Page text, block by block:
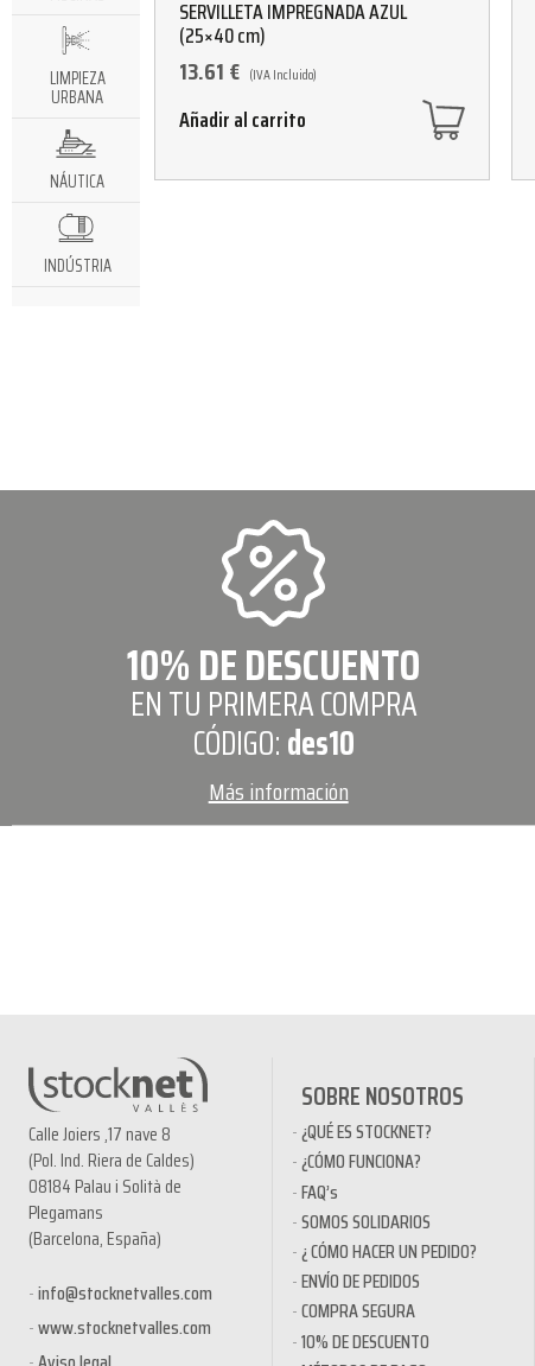
LIMPIEZA
URBANA
NÁUTICA
INDÚSTRIA
SERVILLETA IMPREGNADA AZUL
(25×40 cm)
13.61€ (IVA Incluido)
Añadir al carrito
10% DE DESCUENTO
EN TU PRIMERA COMPRA
CÓDIGO:des10
Más información
Calle Joiers ,17 nave 8
(Pol. Ind. Riera de Caldes)
08184 Palau i Solità de
Plegamans
(Barcelona, España)
info@stocknetvalles.com
www.stocknetvalles.com
SOBRE NOSOTROS
¿QUÉ ES STOCKNET?
¿CÓMO FUNCIONA?
FAQ’s
SOMOS SOLIDARIOS
¿ CÓMO HACER UN PEDIDO?
ENVÍO DE PEDIDOS
COMPRA SEGURA
10% DE DESCUENTO